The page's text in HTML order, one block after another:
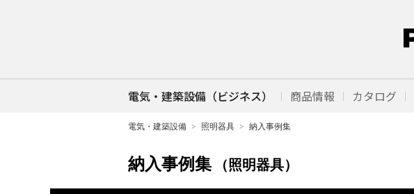
電気・建築設備（ビジネス） 商品情報 カタログ
電気・建築設備 照明器具 納入事例集
納入事例集 （照明器具）